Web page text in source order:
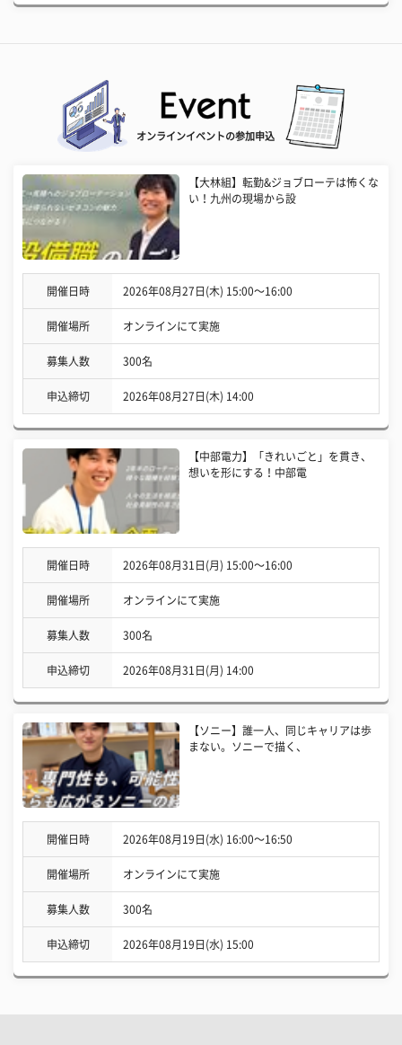
オンラインイベントの参加申込
【大林組】転勤&ジョブローテは怖くな
い！九州の現場から設
開催日時 2026年08月27日(木) 15:00〜16:00
開催場所 オンラインにて実施
募集人数 300名
申込締切 2026年08月27日(木) 14:00
【中部電力】「きれいごと」を貫き、
想いを形にする！中部電
開催日時 2026年08月31日(月) 15:00〜16:00
開催場所 オンラインにて実施
募集人数 300名
申込締切 2026年08月31日(月) 14:00
【ソニー】誰一人、同じキャリアは歩
まない。ソニーで描く、
開催日時 2026年08月19日(水) 16:00〜16:50
開催場所 オンラインにて実施
募集人数 300名
申込締切 2026年08月19日(水) 15:00